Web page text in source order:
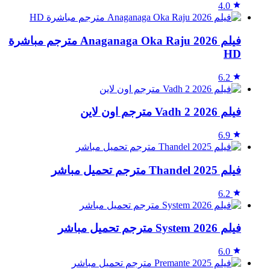
4.0
فيلم Anaganaga Oka Raju 2026 مترجم مباشرة
HD
6.2
فيلم Vadh 2 2026 مترجم اون لاين
6.9
فيلم Thandel 2025 مترجم تحميل مباشر
6.2
فيلم System 2026 مترجم تحميل مباشر
6.0